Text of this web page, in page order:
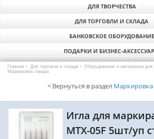
ДЛЯ ТВОРЧЕСТВА
ДЛЯ ТОРГОВЛИ И СКЛАДА
БАНКОВСКОЕ ОБОРУДОВАНИЕ
ПОДАРКИ И БИЗНЕС-
Главная › Для торговли и склада › Оборудование и материалы для
Маркировка товара
< Вернуться в раздел Маркировка
Игла для
MTX-05F 5шт/уп